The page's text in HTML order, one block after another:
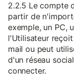
2.2.5 Le compte
partir de
exemple, un PC,
l'Utilisateur
mail ou peut
d'un réseau
connecter.